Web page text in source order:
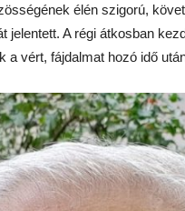
élén szigorú,
jelentett. A régi átkosban
a vért, fájdalmat hozó idő